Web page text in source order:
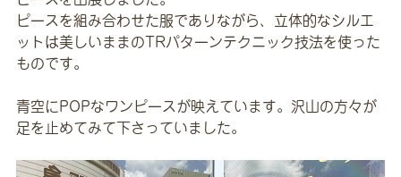
ピースを組み合わせた服でありながら、立体的なシルエ
ットは美しいままのTRパターンテクニック技法を使った
ものです。
青空にPOPなワンピースが映えています。沢山の方々が
足を止めてみて下さっていました。